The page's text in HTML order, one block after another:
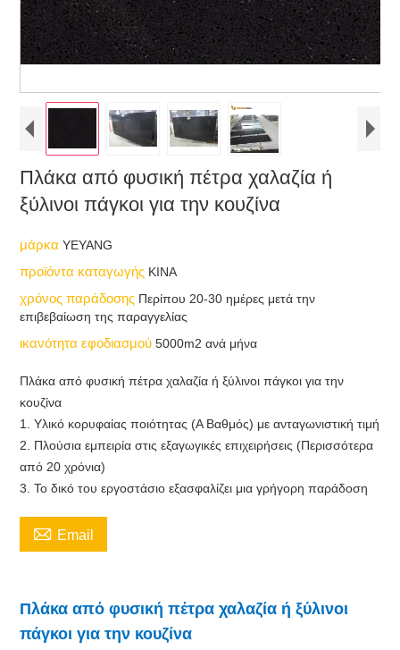
Πλάκα από φυσική πέτρα χαλαζία ή
ξύλινοι πάγκοι για την κουζίνα
μάρκαYEYANG
προϊόντα καταγωγής ΚΙΝΑ
χρόνος παράδοσης Περίπου 20-30 ημέρες μετά την
επιβεβαίωση της παραγγελίας
ικανότητα εφοδιασμού5000m2 ανά μήνα
Πλάκα από φυσική πέτρα χαλαζία ή ξύλινοι πάγκοι για την
κουζίνα
1. Υλικό κορυφαίας ποιότητας (A Βαθμός) με ανταγωνιστική τιμή
2. Πλούσια εμπειρία στις εξαγωγικές επιχειρήσεις (Περισσότερα
από 20 χρόνια)
3. Το δικό του εργοστάσιο εξασφαλίζει μια γρήγορη παράδοση
 Email
Πλάκα από φυσική πέτρα χαλαζία ή ξύλινοι
πάγκοι για την κουζίνα